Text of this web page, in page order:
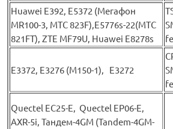
Huawei Е392, E5372 (Мегафон
MR100-3, МТС 823F),E5776s-22(МТС
821FT), ZTE MF79U, Huawei E8278s
E3372, E3276 (М150-1), E3272
Quectel EC25-E, Quectel EP06-E,
AXR-5i, Тандем-4GM (Tandem-4GM-